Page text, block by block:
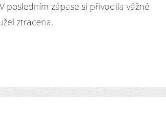
posledním zápase si přivodila vážné
ztracena.